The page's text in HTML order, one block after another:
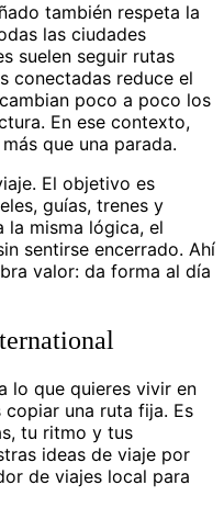
también respeta la
las ciudades
suelen seguir rutas
conectadas reduce el
poco a poco los
En ese contexto,
que una parada.
El objetivo es
guías, trenes y
la misma lógica, el
sentirse encerrado. Ahí
valor: da forma al día
lo que quieres vivir en
copiar una ruta fija. Es
tu ritmo y tus
ideas de viaje por
de viajes local para